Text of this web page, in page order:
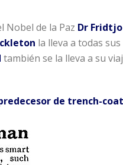
Nobel de la Paz Dr
la lleva a todas sus
también se la lleva a su
de trench-coat